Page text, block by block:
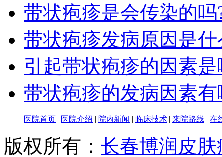
带状疱疹是会传染的吗
带状疱疹发病原因是什
引起带状疱疹的因素是
带状疱疹的发病因素有
医院首页 | 医院介绍 | 院内新闻 | 临床技术 | 来院路线 | 在
版权所有： 长春博润皮肤